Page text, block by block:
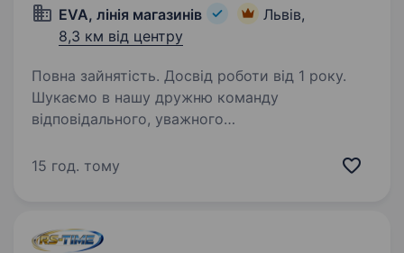
EVA, лінія магазинів
Львів,
8,3 км від центру
Повна зайнятість. Досвід роботи від 1 року.
Шукаємо в нашу дружню команду
відповідального, уважного
автомобільного транспорту. Якщо ви вмієте
з колегами…
15 год. тому